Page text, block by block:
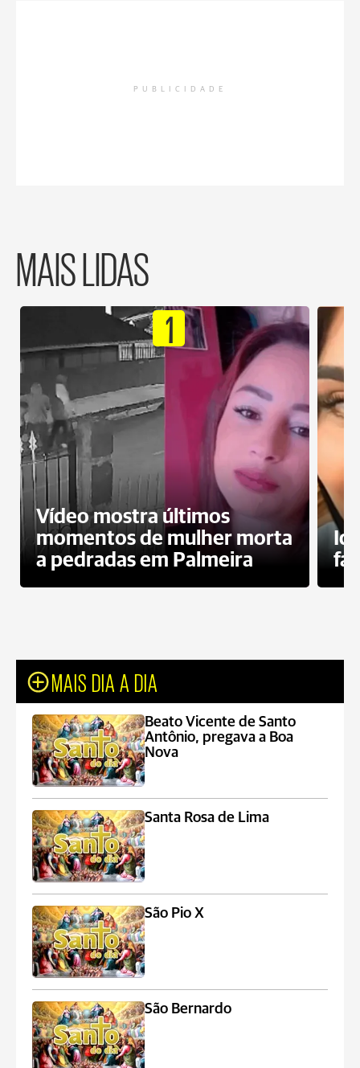
PUBLICIDADE
MAIS LIDAS
1
Vídeo mostra últimos
momentos de mulher morta
a pedradas em Palmeira
MAIS DIA A DIA
Beato Vicente de Santo
Antônio, pregava a Boa
Nova
Santa Rosa de Lima
São Pio X
São Bernardo